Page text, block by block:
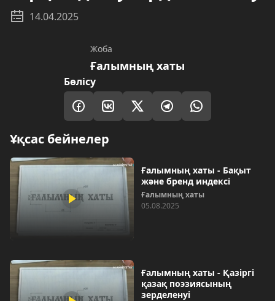
14.04.2025
Жоба
Ғалымның хаты
Бөлісу
Ұқсас бейнелер
Ғалымның хаты - Бақыт
және бренд индексі
Ғалымның хаты
05.08.2025
Ғалымның хаты - Қазіргі
қазақ поэзиясының
зерделенуі